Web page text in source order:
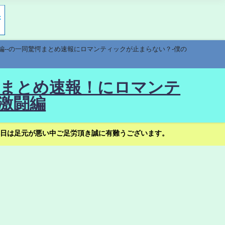
の一同驚愕まとめ速報にロマンティックが止まらない？-僕の
とめ速報！にロマンテ
闘編
足元が悪い中ご足労頂き誠に有難うございます。